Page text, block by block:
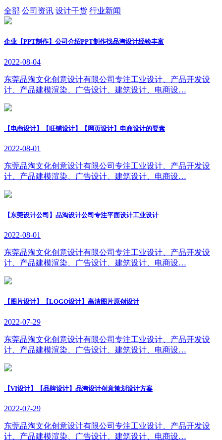
全部 公司资讯 设计干货 行业新闻
企业【PPT制作】公司介绍PPT制作找品淘设计经验丰富
2022-08-04
东莞品淘文化创意设计有限公司专注工业设计、产品开发设
计、产品建模渲染、广告设计、建筑设计、电商设…
【电商设计】【旺铺设计】【网页设计】电商设计的要素
2022-08-01
东莞品淘文化创意设计有限公司专注工业设计、产品开发设
计、产品建模渲染、广告设计、建筑设计、电商设…
【东莞设计公司】品淘设计公司专注平面设计工业设计
2022-08-01
东莞品淘文化创意设计有限公司专注工业设计、产品开发设
计、产品建模渲染、广告设计、建筑设计、电商设…
【图片设计】【LOGO设计】高清图片原创设计
2022-07-29
东莞品淘文化创意设计有限公司专注工业设计、产品开发设
计、产品建模渲染、广告设计、建筑设计、电商设…
【VI设计】【品牌设计】品淘设计创意策划设计方案
2022-07-29
东莞品淘文化创意设计有限公司专注工业设计、产品开发设
计、产品建模渲染、广告设计、建筑设计、电商设…